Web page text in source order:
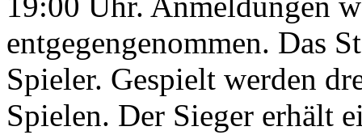
entgegengenommen. Das
Spieler. Gespielt werden
Spielen. Der Sieger erhält